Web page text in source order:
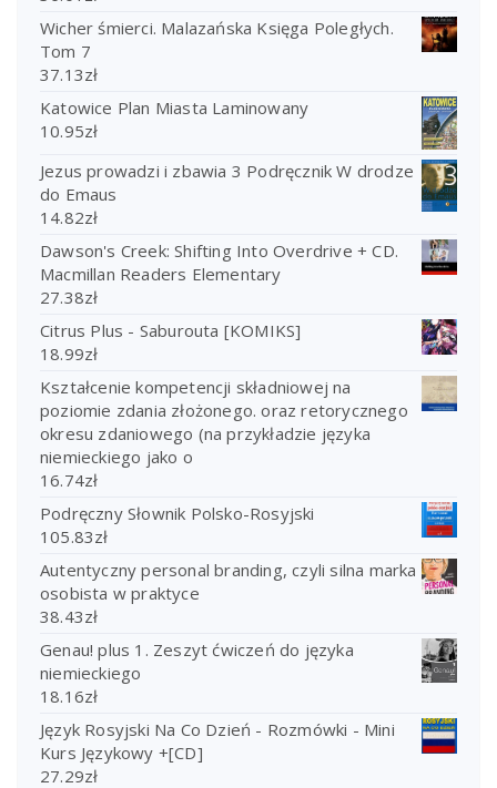
Wicher śmierci. Malazańska Księga Poległych.
Tom 7
37.13zł
Katowice Plan Miasta Laminowany
10.95zł
Jezus prowadzi i zbawia 3 Podręcznik W drodze
do Emaus
14.82zł
Dawson's Creek: Shifting Into Overdrive + CD.
Macmillan Readers Elementary
27.38zł
Citrus Plus - Saburouta [KOMIKS]
18.99zł
Kształcenie kompetencji składniowej na
poziomie zdania złożonego. oraz retorycznego
okresu zdaniowego (na przykładzie języka
niemieckiego jako o
16.74zł
Podręczny Słownik Polsko-Rosyjski
105.83zł
Autentyczny personal branding, czyli silna marka
osobista w praktyce
38.43zł
Genau! plus 1. Zeszyt ćwiczeń do języka
niemieckiego
18.16zł
Język Rosyjski Na Co Dzień - Rozmówki - Mini
Kurs Językowy +[CD]
27.29zł